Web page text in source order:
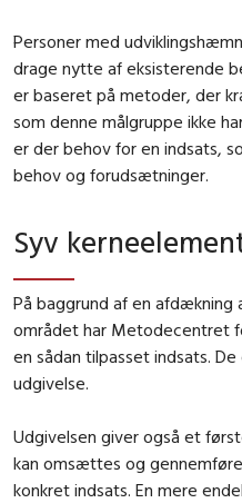
Personer med
drage nytte af eksisterende
er baseret på metoder, der
som denne målgruppe ikke
er der behov for en indsats,
behov og forudsætninger.
Syv
På baggrund af en afdækning
området har Metodecentret
en sådan tilpasset indsats.
udgivelse.
Udgivelsen giver også et
kan omsættes og
konkret indsats. En mere